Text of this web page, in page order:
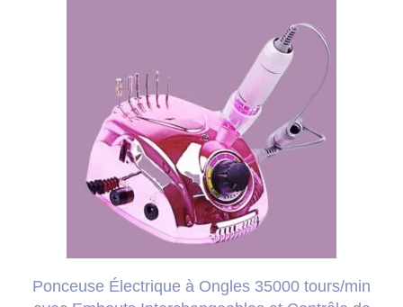
Ponceuse Électrique à Ongles 35000 tours/min